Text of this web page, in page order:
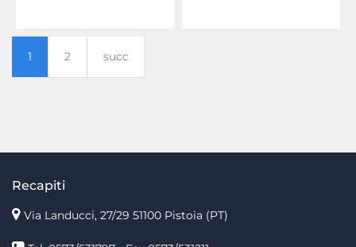
1 2 succ
Recapiti
Via Landucci, 27/29 51100 Pistoia (PT)